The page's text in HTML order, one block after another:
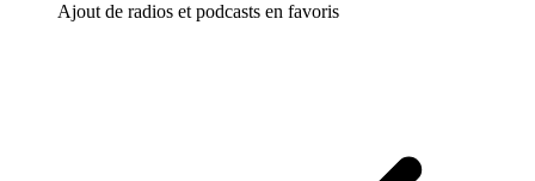
Ajout de radios et podcasts en favoris